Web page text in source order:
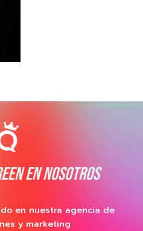
EN NOSOTROS
en nuestra agencia de
y marketing